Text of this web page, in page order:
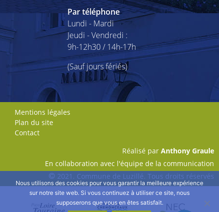
Par téléphone
Lundi - Mardi
Jeudi - Vendredi :
9h-12h30 / 14h-17h
(Sauf jours fériés)
Mentions légales
Plan du site
Contact
Réalisé par Anthony Graule
En collaboration avec l'équipe de la communication
2021 . Commune de Luzillé. Tous droits réservés
Nous utilisons des cookies pour vous garantir la meilleure expérience
sur notre site web. Si vous continuez à utiliser ce site, nous
supposerons que vous en êtes satisfait.